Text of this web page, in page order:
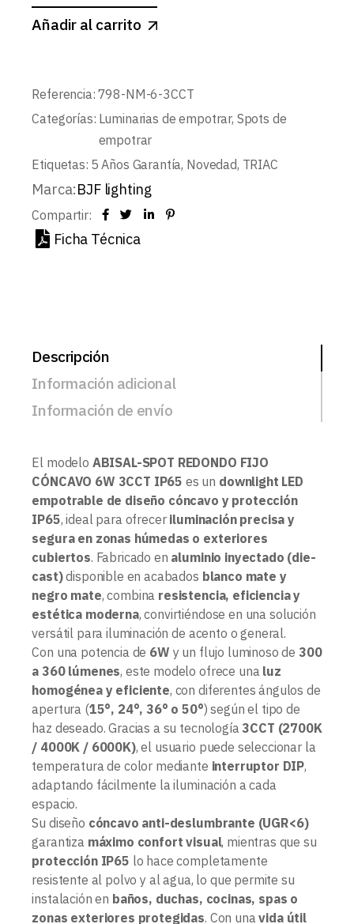
Añadir al carrito
Referencia: 798-NM-6-3CCT
Categorías: Luminarias de empotrar, Spots de
empotrar
Etiquetas: 5 Años Garantía, Novedad, TRIAC
Marca:BJF lighting
Compartir:
Ficha Técnica
Descripción
Información adicional
Información de envío
El modelo ABISAL-SPOT REDONDO FIJO
CÓNCAVO 6W 3CCT IP65 es un downlight LED
empotrable de diseño cóncavo y protección
IP65, ideal para ofrecer iluminación precisa y
segura en zonas húmedas o exteriores
cubiertos. Fabricado en aluminio inyectado (die-
cast)disponible en acabados blanco mate y
negro mate, combina resistencia, eficiencia y
estética moderna, convirtiéndose en una solución
versátil para iluminación de acento o general.
Con una potencia de 6W y un flujo luminoso de 300
a 360 lúmenes, este modelo ofrece una luz
homogénea y eficiente, con diferentes ángulos de
apertura (15°, 24°, 36° o 50°) según el tipo de
haz deseado. Gracias a su tecnología 3CCT (2700K
/ 4000K / 6000K), el usuario puede seleccionar la
temperatura de color mediante interruptor DIP,
adaptando fácilmente la iluminación a cada
espacio.
Su diseño cóncavo anti-deslumbrante (UGR<6)
garantiza máximo confort visual, mientras que su
protección IP65 lo hace completamente
resistente al polvo y al agua, lo que permite su
instalación en baños, duchas, cocinas, spas o
zonas exteriores protegidas. Con unavida útil